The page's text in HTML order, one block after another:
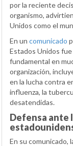
por la reciente
organismo,
Unidos como el
En un comunicado
Estados Unidos
fundamental en
organización,
en la lucha contra
influenza, la
desatendidas.
Defensa ante
En su comunicado,